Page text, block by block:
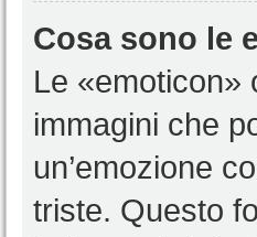
Cosa sono le
Le
immagini che
un’emozione
triste. Questo